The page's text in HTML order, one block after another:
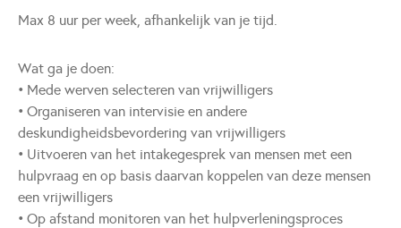
Max 8 uur per week, afhankelijk van je tijd.
Wat ga je doen:
• Mede werven selecteren van vrijwilligers
• Organiseren van intervisie en andere
deskundigheidsbevordering van vrijwilligers
• Uitvoeren van het intakegesprek van mensen met een
hulpvraag en op basis daarvan koppelen van deze mensen
een vrijwilligers
• Op afstand monitoren van het hulpverleningsproces